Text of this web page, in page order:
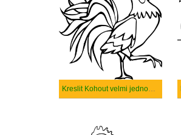
Kreslit Kohout velmi jednoduchý